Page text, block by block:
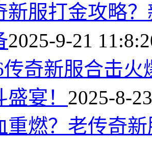
新服打金攻略
2025-9-21
传奇新服合击
宴！ 2025-8-
重燃？老传奇